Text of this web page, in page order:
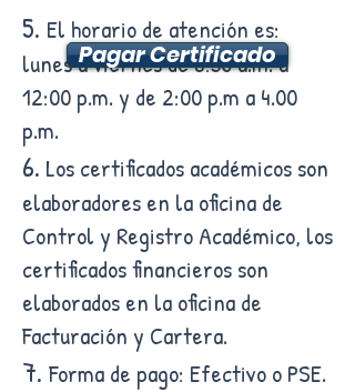
5. El horario de atención es:
lunes a viernes de 8:30 a.m. a
12:00 p.m. y de 2:00 p.m a 4.00
p.m.
6. Los certificados académicos son
elaboradores en la oficina de
Control y Registro Académico, los
certificados financieros son
elaborados en la oficina de
Facturación y Cartera.
7. Forma de pago: Efectivo o PSE.
Pagar Certificado